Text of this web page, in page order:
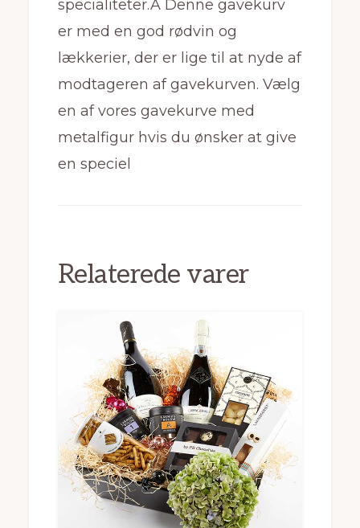
specialiteter.Â Denne gavekurv
er med en god rødvin og
lækkerier, der er lige til at nyde af
modtageren af gavekurven. Vælg
en af vores gavekurve med
metalfigur hvis du ønsker at give
en speciel
Relaterede varer